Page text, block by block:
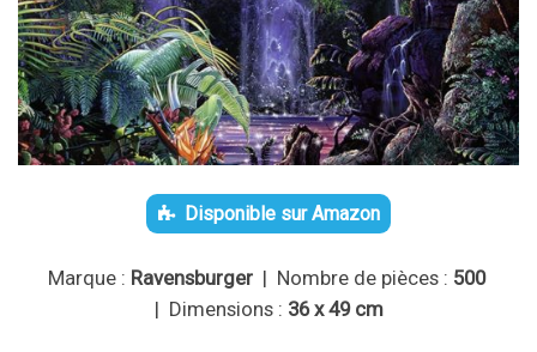
Disponible sur Amazon
Marque : Ravensburger | Nombre de pièces : 500
| Dimensions : 36 x 49 cm